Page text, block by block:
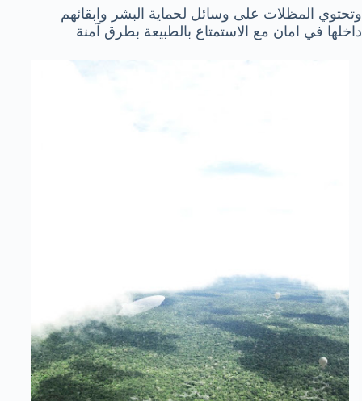
وتحتوي المظلات على وسائل لحماية البشر وابقائهم
داخلها في امان مع الاستمتاع بالطبيعة بطرق آمنة